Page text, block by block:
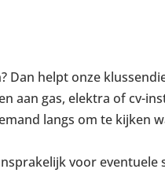
Dan helpt onze
aan gas, elektra of cv-
langs om te kijken
voor eventuele